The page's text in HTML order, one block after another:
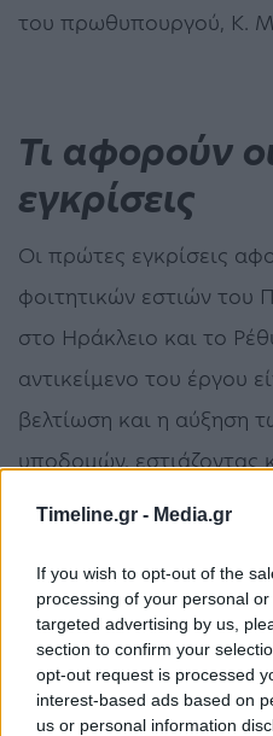
Timeline.gr - Media.gr
If you wish to opt-out of the
processing of your personal
targeted advertising by us,
section to confirm your
opt-out request is processed
interest-based ads based on
us or personal information
του πρωθυπουργού, Κ.
Τι αφορούν
εγκρίσεις
Οι πρώτες εγκρίσεις
φοιτητικών εστιών του
στο Ηράκλειο και το
αντικείµενο του έργου
βελτίωση και η αύξηση
υποδοµών, εστιάζοντας
σίτιση των φοιτητών
υφιστάµενου
πανεπιστηµιούπολης
της σύµβασης είναι 30
του έργου ανέρχεται